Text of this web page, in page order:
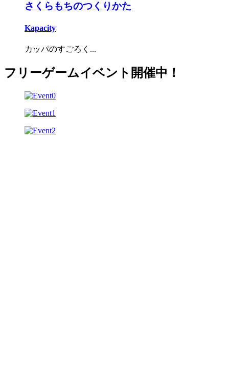
さくらもちのつくりかた
Kapacity
カッパのすごろく...
フリーゲームイベント開催中！